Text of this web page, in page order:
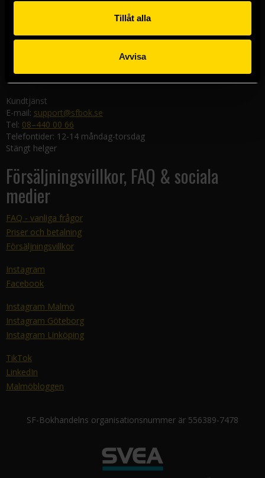
Tillåt alla
Avvisa
Malmöbutiken
582 19 Linköping
Kundtjänst
E-mail: support@sfbok.se
Tel: 08–440 00 66
Telefontider: 12-14 måndag-torsdag
Stängt helger
Försäljningsvillkor, FAQ & sociala
medier
FAQ - vanliga frågor
Priser och betalning
Försäljningsvillkor
Instagram
Facebook
Instagram Malmö
Instagram Göteborg
Instagram Linköping
TikTok
LinkedIn
Malmöbloggen
SF-Bokhandelns organisationsnummer är 556389-7478